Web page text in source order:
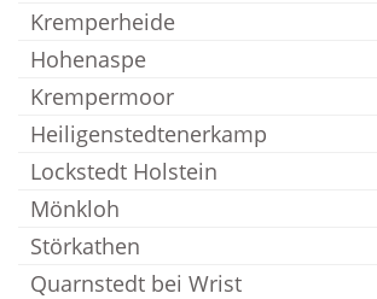
Kremperheide
Hohenaspe
Krempermoor
Heiligenstedtenerkamp
Lockstedt Holstein
Mönkloh
Störkathen
Quarnstedt bei Wrist